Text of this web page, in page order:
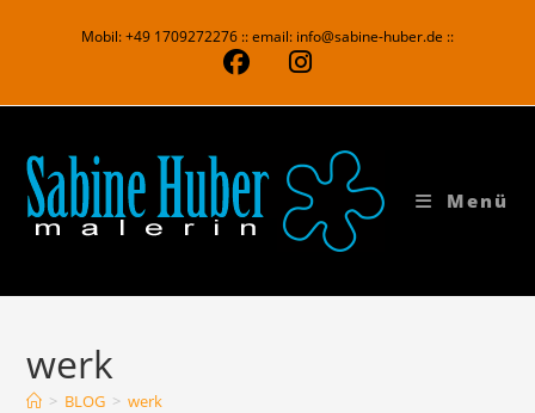
Mobil: +49 1709272276 :: email: info@sabine-huber.de ::
Menü
werk
> BLOG > werk